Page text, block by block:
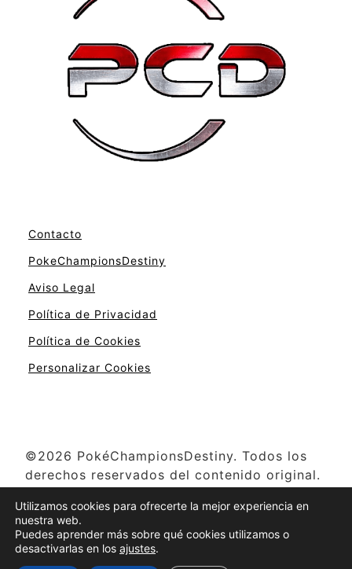
Contacto
PokeChampionsDestiny
Aviso Legal
Política de Privacidad
Política de Cookies
Personalizar Cookies
©2026 PokéChampionsDestiny. Todos los
derechos reservados del contenido original.
propiedad de The Pokémon Company,
Creatures Inc., Game Freak y Nintendo ©
1996-2025
Utilizamos cookies para ofrecerte la mejor experiencia en
nuestra web.
Puedes aprender más sobre qué cookies utilizamos o
desactivarlas en los ajustes.